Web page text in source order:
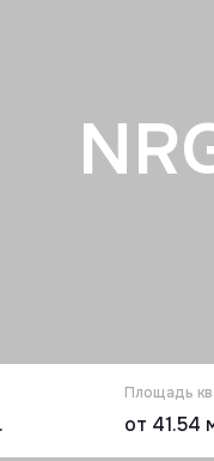
Площадь
от 41.54